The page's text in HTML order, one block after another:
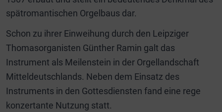
spätromantischen Orgelbaus dar.
Schon zu ihrer Einweihung durch den Leipziger
Thomasorganisten Günther Ramin galt das
Instrument als Meilenstein in der Orgellandschaft
Mitteldeutschlands. Neben dem Einsatz des
Instruments in den Gottesdiensten fand eine rege
konzertante Nutzung statt.